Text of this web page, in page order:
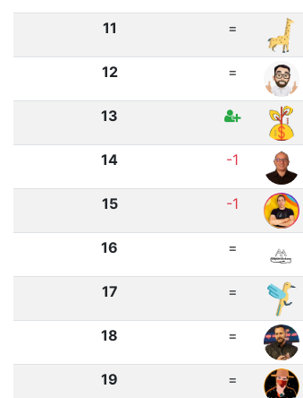
11 =
12 =
13
14 -1
15 -1
16 =
17 =
18 =
19 =